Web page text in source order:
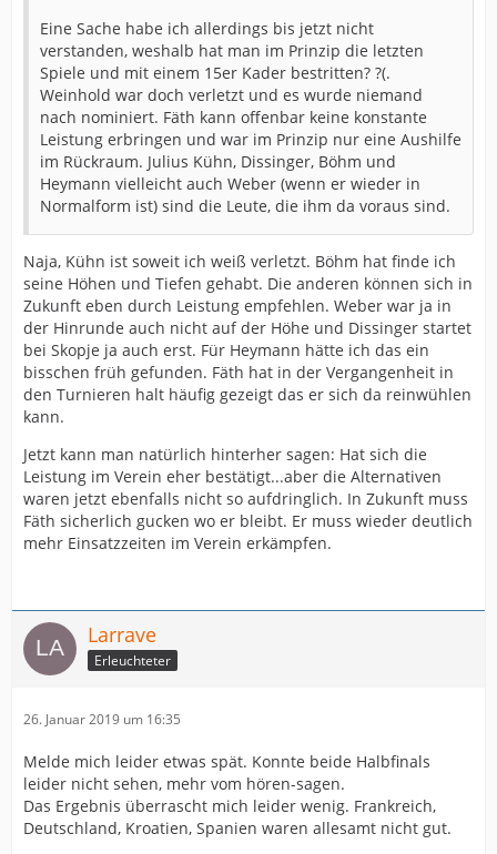
Eine Sache habe ich allerdings bis jetzt nicht
verstanden, weshalb hat man im Prinzip die letzten
Spiele und mit einem 15er Kader bestritten? ?(.
Weinhold war doch verletzt und es wurde niemand
nach nominiert. Fäth kann offenbar keine konstante
Leistung erbringen und war im Prinzip nur eine Aushilfe
im Rückraum. Julius Kühn, Dissinger, Böhm und
Heymann vielleicht auch Weber (wenn er wieder in
Normalform ist) sind die Leute, die ihm da voraus sind.
Naja, Kühn ist soweit ich weiß verletzt. Böhm hat finde ich
seine Höhen und Tiefen gehabt. Die anderen können sich in
Zukunft eben durch Leistung empfehlen. Weber war ja in
der Hinrunde auch nicht auf der Höhe und Dissinger startet
bei Skopje ja auch erst. Für Heymann hätte ich das ein
bisschen früh gefunden. Fäth hat in der Vergangenheit in
den Turnieren halt häufig gezeigt das er sich da reinwühlen
kann.
Jetzt kann man natürlich hinterher sagen: Hat sich die
Leistung im Verein eher bestätigt...aber die Alternativen
waren jetzt ebenfalls nicht so aufdringlich. In Zukunft muss
Fäth sicherlich gucken wo er bleibt. Er muss wieder deutlich
mehr Einsatzzeiten im Verein erkämpfen.
Larrave
Erleuchteter
26. Januar 2019 um 16:35
Melde mich leider etwas spät. Konnte beide Halbfinals
leider nicht sehen, mehr vom hören-sagen.
Das Ergebnis überrascht mich leider wenig. Frankreich,
Deutschland, Kroatien, Spanien waren allesamt nicht gut.